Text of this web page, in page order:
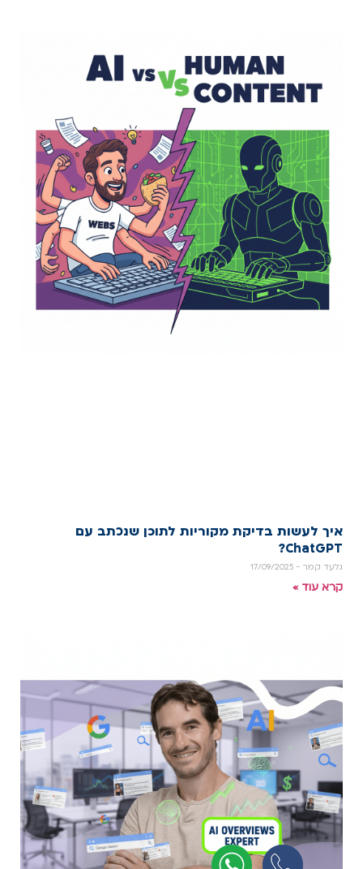
איך לעשות בדיקת מקוריות לתוכן שנכתב עם
ChatGPT?
גלעד קמר
קרא עוד »